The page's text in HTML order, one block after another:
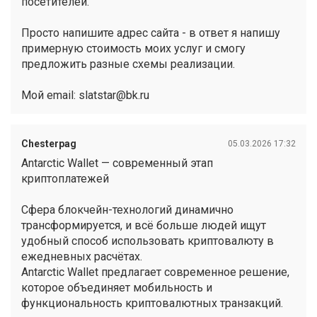
Просто напишите адрес сайта - в ответ я напишу
примерную стоимость моих услуг и смогу
предложить разные схемы реализации.
Мой email: slatstar@bk.ru
Chesterpag 05.03.2026 17:32
Antarctic Wallet — современный этап
криптоплатежей
Сфера блокчейн-технологий динамично
трансформируется, и всё больше людей ищут
удобный способ использовать криптовалюту в
ежедневных расчётах.
Antarctic Wallet предлагает современное решение,
которое объединяет мобильность и
функциональность криптовалютных транзакций.